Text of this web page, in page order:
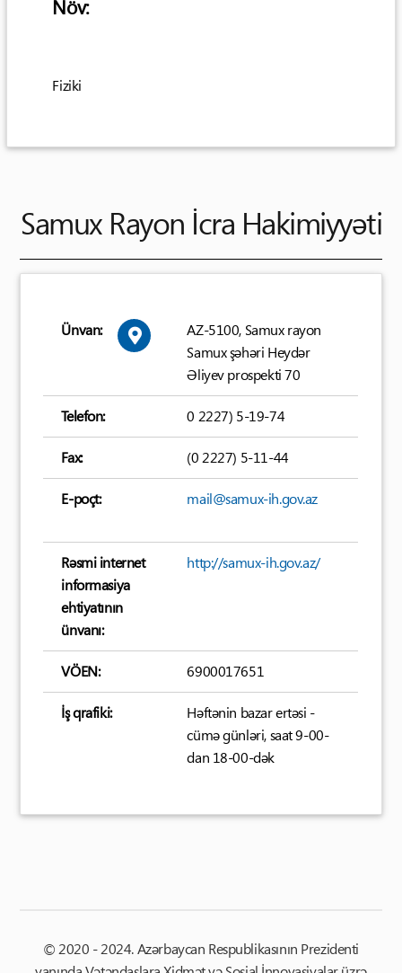
Növ:
Fiziki
Samux Rayon İcra Hakimiyyəti
Ünvan:
AZ-5100, Samux rayon
Samux şəhəri Heydər
Əliyev prospekti 70
Telefon: 0 2227) 5-19-74
Fax: (0 2227) 5-11-44
E-poçt: mail@samux-ih.gov.az
Rəsmi internet
informasiya
ehtiyatının
ünvanı:
http://samux-ih.gov.az/
VÖEN: 6900017651
İş qrafiki:
Həftənin bazar ertəsi -
cümə günləri, saat 9-00-
dan 18-00-dək
© 2020 - 2024. Azərbaycan Respublikasının Prezidenti